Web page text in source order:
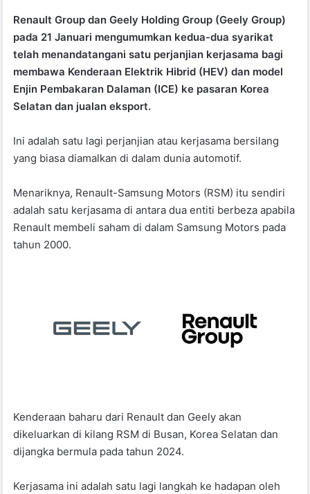
c
e
b
o
o
k
at
s
A
p
p
itt
er
Renault Group dan Geely Holding Group (Geely Group)
pada 21 Januari mengumumkan kedua-dua syarikat
telah menandatangani satu perjanjian kerjasama bagi
membawa Kenderaan Elektrik Hibrid (HEV) dan model
Enjin Pembakaran Dalaman (ICE) ke pasaran Korea
Selatan dan jualan eksport.
Ini adalah satu lagi perjanjian atau kerjasama bersilang
yang biasa diamalkan di dalam dunia automotif.
Menariknya, Renault-Samsung Motors (RSM) itu sendiri
adalah satu kerjasama di antara dua entiti berbeza apabila
Renault membeli saham di dalam Samsung Motors pada
tahun 2000.
Kenderaan baharu dari Renault dan Geely akan
dikeluarkan di kilang RSM di Busan, Korea Selatan dan
dijangka bermula pada tahun 2024.
Kerjasama ini adalah satu lagi langkah ke hadapan oleh